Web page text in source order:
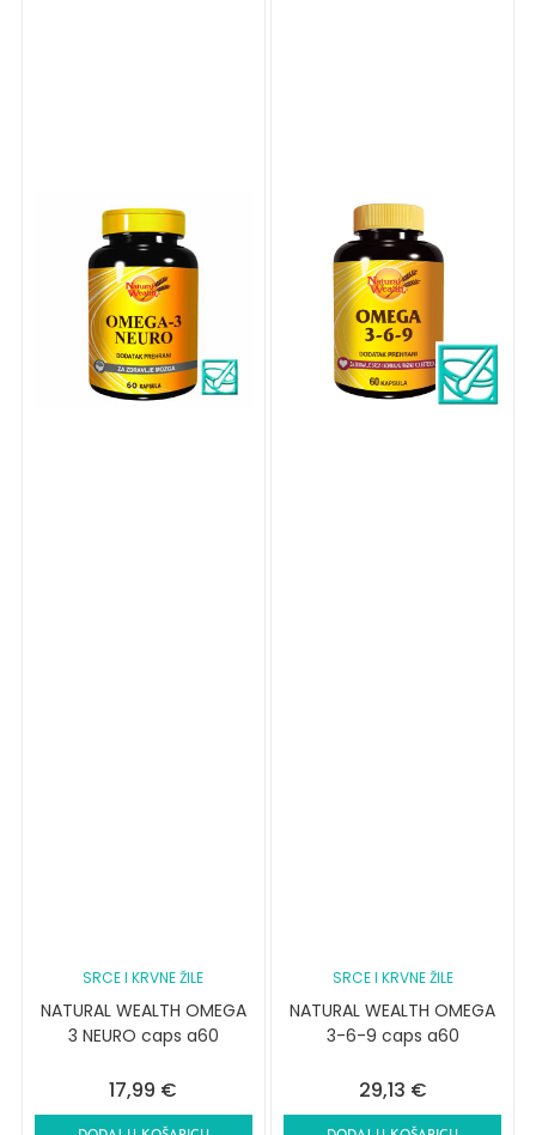
SRCE I KRVNE ŽILE
NATURAL WEALTH OMEGA
3 NEURO caps a60
17,99 €
SRCE I KRVNE ŽILE
NATURAL WEALTH OMEGA
3-6-9 caps a60
29,13 €